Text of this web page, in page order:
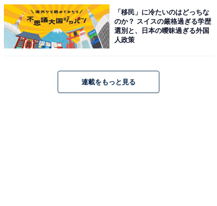
「移民」に冷たいのはどっちな
のか？ スイスの厳格過ぎる学歴
選別と、日本の曖昧過ぎる外国
人政策
連載をもっと見る